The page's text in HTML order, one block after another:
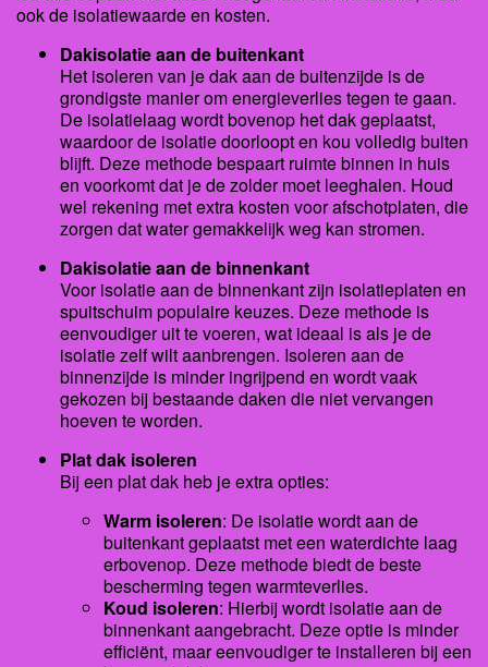
ook de isolatiewaarde en kosten.
Dakisolatie aan de buitenkant
Het isoleren van je dak aan de buitenzijde is de
grondigste manier om energieverlies tegen te gaan.
De isolatielaag wordt bovenop het dak geplaatst,
waardoor de isolatie doorloopt en kou volledig buiten
blijft. Deze methode bespaart ruimte binnen in huis
en voorkomt dat je de zolder moet leeghalen. Houd
wel rekening met extra kosten voor afschotplaten, die
zorgen dat water gemakkelijk weg kan stromen.
Dakisolatie aan de binnenkant
Voor isolatie aan de binnenkant zijn isolatieplaten en
spuitschuim populaire keuzes. Deze methode is
eenvoudiger uit te voeren, wat ideaal is als je de
isolatie zelf wilt aanbrengen. Isoleren aan de
binnenzijde is minder ingrijpend en wordt vaak
gekozen bij bestaande daken die niet vervangen
hoeven te worden.
Plat dak isoleren
Bij een plat dak heb je extra opties:
Warm isoleren: De isolatie wordt aan de
buitenkant geplaatst met een waterdichte laag
erbovenop. Deze methode biedt de beste
bescherming tegen warmteverlies.
Koud isoleren: Hierbij wordt isolatie aan de
binnenkant aangebracht. Deze optie is minder
efficiënt, maar eenvoudiger te installeren bij een